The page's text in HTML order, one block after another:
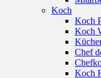
Koch
Koch
Koch
Chef
Koch